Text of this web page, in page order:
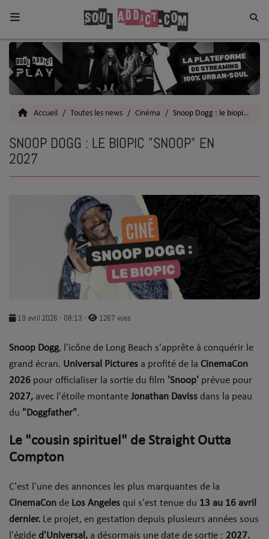
Home
Toutes les News
Actu
SOUL ADDICT PLAY
Flash News
Dans la Street
C quoi ton Actu ?
Dans ton Téléphone
Mic 2 Rue
URBAN CULTURE
Sport
Accueil Toutes les news Cinéma Snoop Dogg : le biopic "Snoop" en 2027
SNOOP DOGG : LE BIOPIC "SNOOP" EN
2027
19 avril 2026 - 08:13 - 1267 vues
Snoop Dogg, l'icône de Long Beach s'apprête à conquérir le
grand écran. Universal Pictures a profité de la CinemaCon
2026 pour officialiser la sortie du film 'Snoop' prévue pour
2027, avec l'étoile montante Jonathan Daviss dans la peau
du "Doggfather".
​Le "cousin spirituel" de Straight Outta
Compton
​C'est l'une des annonces les plus marquantes de la
CinemaCon de Los Angeles qui s'est tenue du 13 au 16 avril
dernier. Le projet, en gestation depuis plusieurs années sous
l'égide d'Universal, a désormais une date de sortie : 2027.